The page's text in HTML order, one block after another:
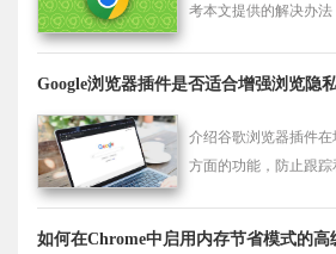
考本文提供的解决办法
Google浏览器插件是否适合增强浏览隐
介绍谷歌浏览器插件
方面的功能，防止跟踪
如何在Chrome中启用内存节省模式的高